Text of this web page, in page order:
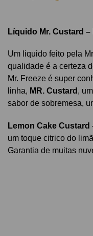
Líquido Mr. Custard
Um liquido feito pela
qualidade é a certeza
Mr. Freeze é super
linha, MR. Custard ,
sabor de sobremesa,
Lemon Cake Custard
um toque citrico do
Garantia de muitas